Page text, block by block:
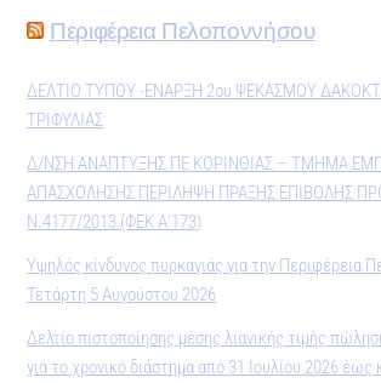
Περιφέρεια Πελοποννήσου
ΔΕΛΤΙΟ ΤΥΠΟΥ -ΕΝΑΡΞΗ 2ου ΨΕΚΑΣΜΟΥ
ΤΡΙΦΥΛΙΑΣ
Δ/ΝΣΗ ΑΝΑΠΤΥΞΗΣ ΠΕ ΚΟΡΙΝΘΙΑΣ – ΤΜΗΜΑ
ΑΠΑΣΧΟΛΗΣΗΣ ΠΕΡΙΛΗΨΗ ΠΡΑΞΗΣ ΕΠΙΒΟΛΗΣ
Ν.4177/2013 (ΦΕΚ Α’173)
Υψηλός κίνδυνος πυρκαγιάς για την Περιφέρεια
Τετάρτη 5 Αυγούστου 2026
Δελτίο πιστοποίησης μέσης λιανικής τιμής
για το χρονικό διάστημα από 31 Ιουλίου 2026 έως